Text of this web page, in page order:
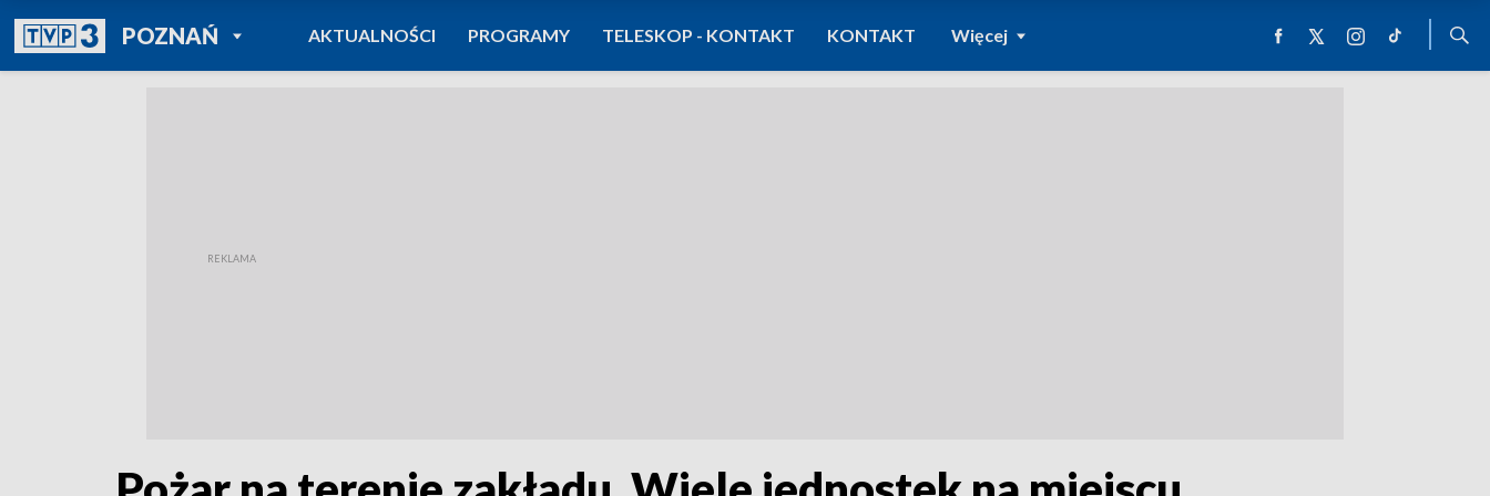
POZNAŃPOWRÓT DO
TVP REGIONY
AKTUALNOŚCI PROGRAMY TELESKOP - KONTAKT KONTAKT Więcej